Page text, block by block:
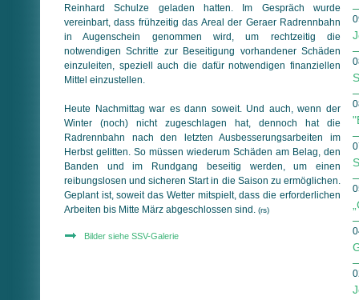
Reinhard Schulze geladen hatten. Im Gespräch wurde
vereinbart, dass frühzeitig das Areal der Geraer Radrennbahn
in Augenschein genommen wird, um rechtzeitig die
notwendigen Schritte zur Beseitigung vorhandener Schäden
einzuleiten, speziell auch die dafür notwendigen finanziellen
Mittel einzustellen.
Heute Nachmittag war es dann soweit. Und auch, wenn der
Winter (noch) nicht zugeschlagen hat, dennoch hat die
Radrennbahn nach den letzten Ausbesserungsarbeiten im
Herbst gelitten. So müssen wiederum Schäden am Belag, den
Banden und im Rundgang beseitig werden, um einen
reibungslosen und sicheren Start in die Saison zu ermöglichen.
Geplant ist, soweit das Wetter mitspielt, dass die erforderlichen
Arbeiten bis Mitte März abgeschlossen sind. (rs)
Bilder siehe SSV-Galerie